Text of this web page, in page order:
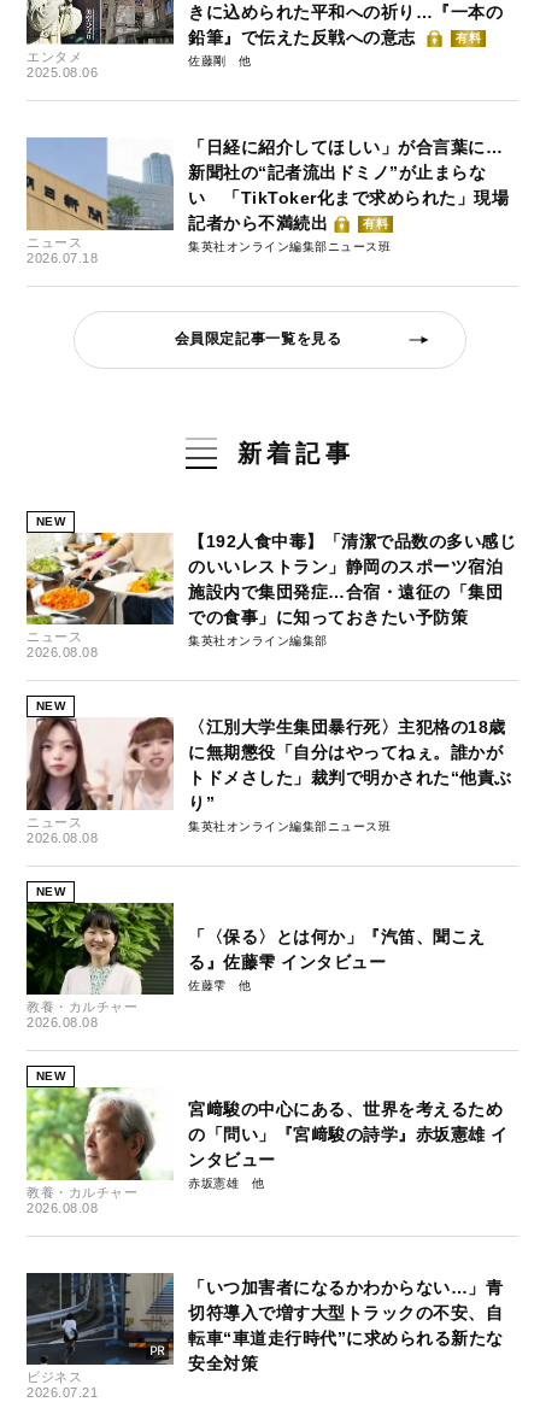
エンタメ
2025.08.06
きに込められた平和への祈り…『一本の
鉛筆』で伝えた反戦への意志
有料
佐藤剛
ニュース
2026.07.18
「日経に紹介してほしい」が合言葉に…
新聞社の“記者流出ドミノ”が止まらな
い 「TikToker化まで求められた」現場
記者から不満続出
有料
集英社オンライン編集部ニュース班
会員限定記事一覧を見る
新着記事
NEW
ニュース
2026.08.08
【192人食中毒】「清潔で品数の多い感じ
のいいレストラン」静岡のスポーツ宿泊
施設内で集団発症…合宿・遠征の「集団
での食事」に知っておきたい予防策
集英社オンライン編集部
NEW
ニュース
2026.08.08
〈江別大学生集団暴行死〉主犯格の18歳
に無期懲役「自分はやってねぇ。誰かが
トドメさした」裁判で明かされた“他責ぶ
り”
集英社オンライン編集部ニュース班
NEW
教養・カルチャー
2026.08.08
「〈保る〉とは何か」『汽笛、聞こえ
る』佐藤雫 インタビュー
佐藤雫
NEW
教養・カルチャー
2026.08.08
宮﨑駿の中心にある、世界を考えるため
の「問い」『宮﨑駿の詩学』赤坂憲雄 イ
ンタビュー
赤坂憲雄
ビジネス
2026.07.21
「いつ加害者になるかわからない…」青
切符導入で増す大型トラックの不安、自
転車“車道走行時代”に求められる新たな
安全対策